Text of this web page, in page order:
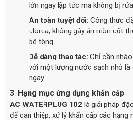
lớn ngay lập tức mà không bị rửa
An toàn tuyệt đối: Công thức
clorua, không gây ăn mòn cốt
bê tông.
Dễ dàng thao tác: Chỉ cần
với một lượng nước sạch nhỏ
ngay.
3. Hạng mục ứng dụng khẩn cấp
AC WATERPLUG 102 là giải pháp
để can thiệp, xử lý khẩn cấp các hạng